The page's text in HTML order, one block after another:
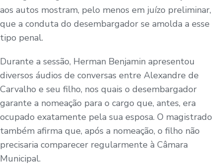
aos autos mostram, pelo menos em juízo preliminar,
que a conduta do desembargador se amolda a esse
tipo penal.
Durante a sessão, Herman Benjamin apresentou
diversos áudios de conversas entre Alexandre de
Carvalho e seu filho, nos quais o desembargador
garante a nomeação para o cargo que, antes, era
ocupado exatamente pela sua esposa. O magistrado
também afirma que, após a nomeação, o filho não
precisaria comparecer regularmente à Câmara
Municipal.